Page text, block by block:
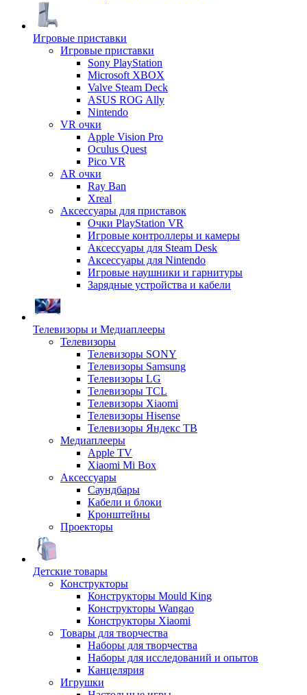
Игровые приставки
Игровые приставки
Sony PlayStation
Microsoft XBOX
Valve Steam Deck
ASUS ROG Ally
Nintendo
VR очки
Apple Vision Pro
Oculus Quest
Pico VR
AR очки
Ray Ban
Xreal
Аксессуары для приставок
Очки PlayStation VR
Игровые контроллеры и камеры
Аксессуары для Steam Desk
Аксессуары для Nintendo
Игровые наушники и гарнитуры
Зарядные устройства и кабели
Телевизоры и Медиаплееры
Телевизоры
Телевизоры SONY
Телевизоры Samsung
Телевизоры LG
Телевизоры TCL
Телевизоры Xiaomi
Телевизоры Hisense
Телевизоры Яндекс ТВ
Медиаплееры
Apple TV
Xiaomi Mi Box
Аксессуары
Саундбары
Кабели и блоки
Кронштейны
Проекторы
Детские товары
Конструкторы
Конструкторы Mould King
Конструкторы Wangao
Конструкторы Xiaomi
Товары для творчества
Наборы для творчества
Наборы для исследований и опытов
Канцелярия
Игрушки